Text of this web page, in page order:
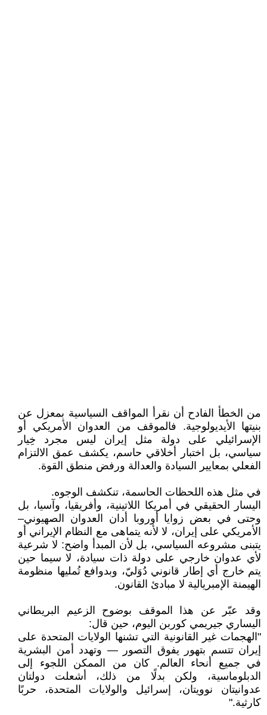
من الخطأ الفادح أن نقرأ المواقف السياسية بمعزل عن
بنيتها الأيديولوجية. فالموقف من العدوان الأمريكي أو
الإسرائيلي على دولة مثل إيران ليس مجرد خِيار
سياسي، بل اختبار أخلاقي حاسم، يكشف عمق الالتزام
الفعلي بمعايير السيادة والعدالة ورفض منطق القوة.
في مثل هذه اللحظات الحاسمة، تنكشف الوجوه.
اليسار الحقيقي في أمريكا اللاتينية، وأفريقيا، وآسيا، بل
وحتى في بعض زوايا أوروبا أدان العدوان الصهيوني–
الأمريكي على إيران، لا لأنه يتماهى مع النظام الإيراني أو
يتبنى مشروعه السياسي، بل لأن المبدأ واضح: لا شرعية
لأي عدوان خارجي على دولة ذات سيادة، لا سيما حين
يتم خارج أي إطار قانوني دُوَليّ، وبدوافع تُمليها منظومة
الهيمنة الإمبريالية لا مبادئ القانون.
وقد عبّر عن هذا الموقف بوضوح الزعيم البريطاني
اليساري جيريمي كوربن اليوم، حين قال:
"الهجمات غير القانونية التي تشنها الولايات المتحدة على
إيران تتسم بتهور يفوق التصور — وتهدد أمن البشرية
في جميع أنحاء العالم. كان من الممكن اللجوء إلى
الدبلوماسية، ولكن بدلًا من ذلك، أشعلت دولتان
عدوانيتان نوويتان، إسرائيل والولايات المتحدة، حربًا
كارثية."